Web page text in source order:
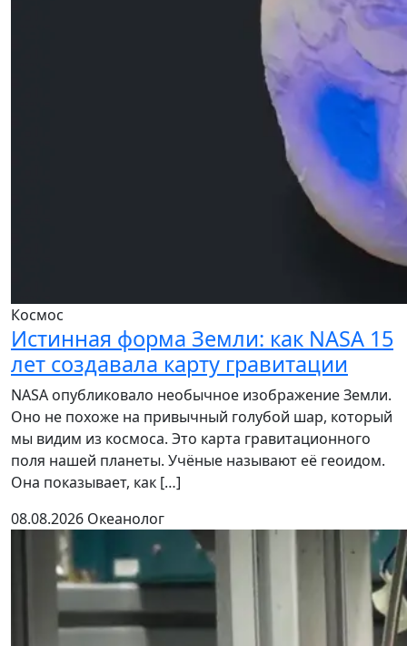
Космос
Истинная форма Земли: как NASA 15
лет создавала карту гравитации
NASA опубликовало необычное изображение Земли.
Оно не похоже на привычный голубой шар, который
мы видим из космоса. Это карта гравитационного
поля нашей планеты. Учёные называют её геоидом.
Она показывает, как […]
08.08.2026 Океанолог